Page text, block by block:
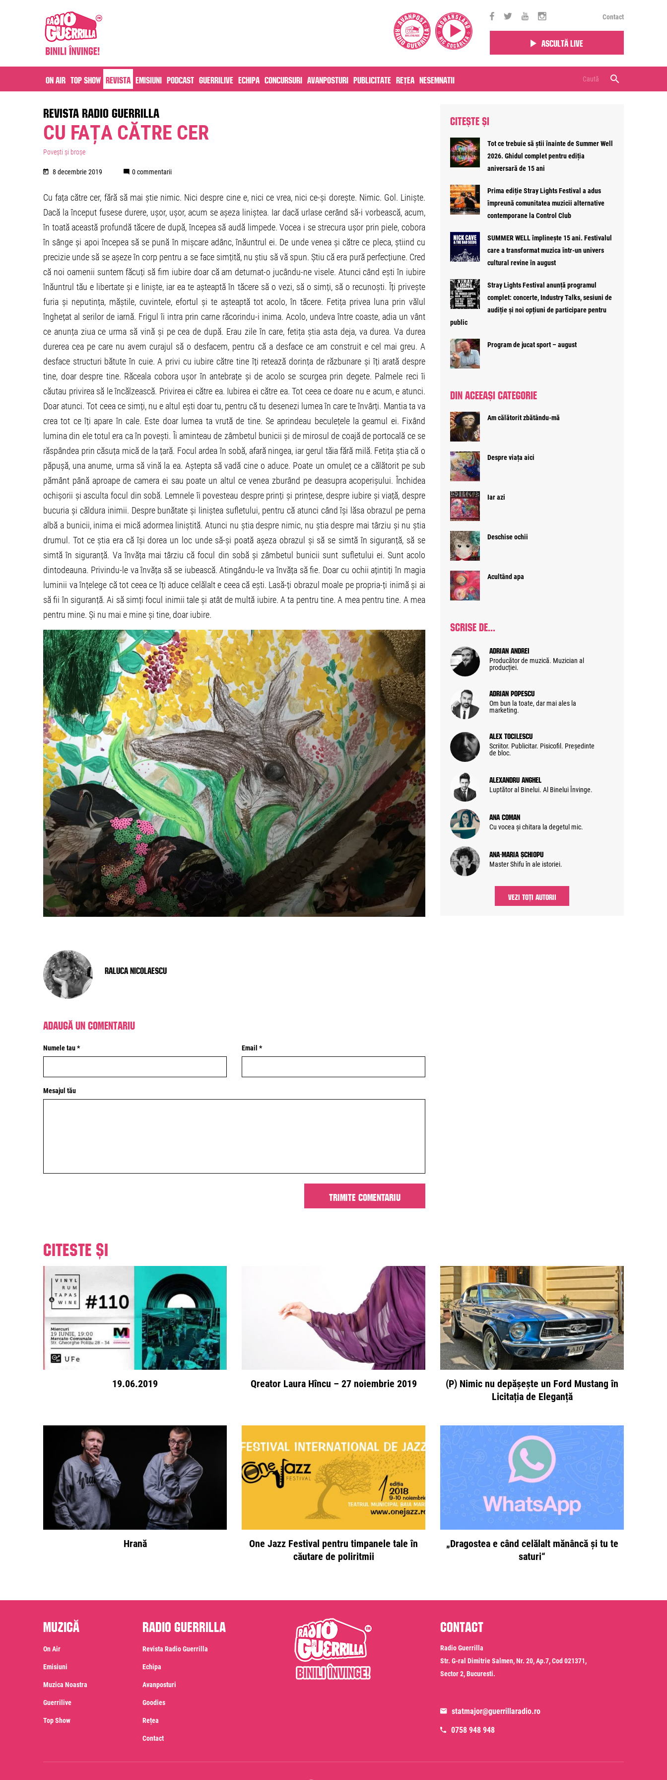
Contact
Ascultă live
On air Top Show Revista Emisiuni Podcast Guerrilive Echipa Concursuri Avanposturi Publicitate Rețea Nesemnatii
REVISTA RADIO GUERRILLA
CU FAȚA CĂTRE CER
Povești și broșe
8 decembrie 2019 0 commentarii
Cu fața către cer, fără să mai știe nimic. Nici despre cine e, nici ce vrea, nici ce-și dorește. Nimic. Gol. Liniște.
Dacă la început fusese durere, ușor, ușor, acum se așeza liniștea. Iar dacă urlase cerând să-i vorbească, acum,
în toată această profundă tăcere de după, începea să audă limpede. Vocea i se strecura ușor prin piele, cobora
în sânge și apoi începea să se pună în mișcare adânc, înăuntrul ei. De unde venea și către ce pleca, știind cu
precizie unde să se așeze în corp pentru a se face simțită, nu știu să vă spun. Știu că era pură perfecțiune. Cred
că noi oamenii suntem făcuți să fim iubire doar că am deturnat-o jucându-ne visele. Atunci când ești în iubire
înăuntrul tău e libertate și e liniște, iar ea te așteaptă în tăcere să o vezi, să o simți, să o recunoști. Îți privește
furia și neputința, măștile, cuvintele, efortul și te așteaptă tot acolo, în tăcere. Fetița privea luna prin vălul
înghețat al serilor de iarnă. Frigul îi intra prin carne răcorindu-i inima. Acolo, undeva între coaste, adia un vânt
ce anunța ziua ce urma să vină și pe cea de după. Erau zile în care, fetița știa asta deja, va durea. Va durea
durerea cea pe care nu avem curajul să o desfacem, pentru că a desface ce am construit e cel mai greu. A
desface structuri bătute în cuie. A privi cu iubire către tine îți retează dorința de răzbunare și îți arată despre
tine, doar despre tine. Răceala cobora ușor în antebrațe și de acolo se scurgea prin degete. Palmele reci îi
căutau privirea să le încălzească. Privirea ei către ea. Iubirea ei către ea. Tot ceea ce doare nu e acum, e atunci.
Doar atunci. Tot ceea ce simți, nu e altul ești doar tu, pentru că tu desenezi lumea în care te învârți. Mantia ta va
crea tot ce îți apare în cale. Este doar lumea ta vrută de tine. Se aprindeau beculețele la geamul ei. Fixând
lumina din ele totul era ca în povești. Îi aminteau de zâmbetul bunicii și de mirosul de coajă de portocală ce se
răspândea prin căsuța mică de la țară. Focul ardea în sobă, afară ningea, iar gerul tăia fără milă. Fetița știa că o
păpușă, una anume, urma să vină la ea. Aștepta să vadă cine o aduce. Poate un omuleț ce a călătorit pe sub
pământ până aproape de camera ei sau poate un altul ce venea zburând pe deasupra acoperișului. Închidea
ochișorii și asculta focul din sobă. Lemnele îi povesteau despre prinți și prințese, despre iubire și viață, despre
bucuria și căldura inimii. Despre bunătate și liniștea sufletului, pentru că atunci când își lăsa obrazul pe perna
albă a bunicii, inima ei mică adormea liniștită. Atunci nu știa despre nimic, nu știa despre mai târziu și nu știa
drumul. Tot ce știa era că își dorea un loc unde să-și poată așeza obrazul și să se simtă în siguranță, să se
simtă în siguranță. Va învăța mai târziu că focul din sobă și zâmbetul bunicii sunt sufletului ei. Sunt acolo
dintodeauna. Privindu-le va învăța să se iubească. Atingându-le va învăța să fie. Doar cu ochii ațintiți în magia
luminii va înțelege că tot ceea ce îți aduce celălalt e ceea că ești. Lasă-ți obrazul moale pe propria-ți inimă și ai
să fii în siguranță. Ai să simți focul inimii tale și atât de multă iubire. A ta pentru tine. A mea pentru tine. A mea
pentru mine. Și nu mai e mine și tine, doar iubire.
Raluca Nicolaescu
Adaugă un comentariu
Numele tau * Email *
Mesajul tău
CITEȘTE ȘI
Tot ce trebuie să știi înainte de Summer Well
2026. Ghidul complet pentru ediția
aniversară de 15 ani
Prima ediție Stray Lights Festival a adus
împreună comunitatea muzicii alternative
contemporane la Control Club
SUMMER WELL împlinește 15 ani. Festivalul
care a transformat muzica într-un univers
cultural revine în august
Stray Lights Festival anunță programul
complet: concerte, Industry Talks, sesiuni de
audiție și noi opțiuni de participare pentru
public
Program de jucat sport – august
DIN ACEEAȘI CATEGORIE
Am călătorit zbătându-mă
Despre viața aici
Iar azi
Deschise ochii
Acultând apa
SCRISE DE...
Adrian Andrei
Producător de muzică. Muzician al
producției.
Adrian Popescu
Om bun la toate, dar mai ales la
marketing.
Alex Tocilescu
Scriitor. Publicitar. Pisicofil. Președinte
de bloc.
Alexandru Anghel
Luptător al Binelui. Al Binelui Învinge.
Ana Coman
Cu vocea și chitara la degetul mic.
Ana-Maria Șchiopu
Master Shifu în ale istoriei.
VEZI TOȚI AUTORII
Citeste și
19.06.2019 Qreator Laura Hîncu – 27 noiembrie 2019
(P) Nimic nu depășește un Ford Mustang în
Licitația de Eleganță
Hrană
One Jazz Festival pentru timpanele tale în
căutare de poliritmii
„Dragostea e când celălalt mănâncă și tu te
saturi“
Muzică
On Air
Emisiuni
Muzica Noastra
Guerrilive
Top Show
Radio Guerrilla
Revista Radio Guerrilla
Echipa
Avanposturi
Goodies
Rețea
Contact
Contact
Radio Guerrilla
Str. G-ral Dimitrie Salmen, Nr. 20, Ap.7, Cod 021371,
Sector 2, Bucuresti.
statmajor@guerrillaradio.ro
0758 948 948